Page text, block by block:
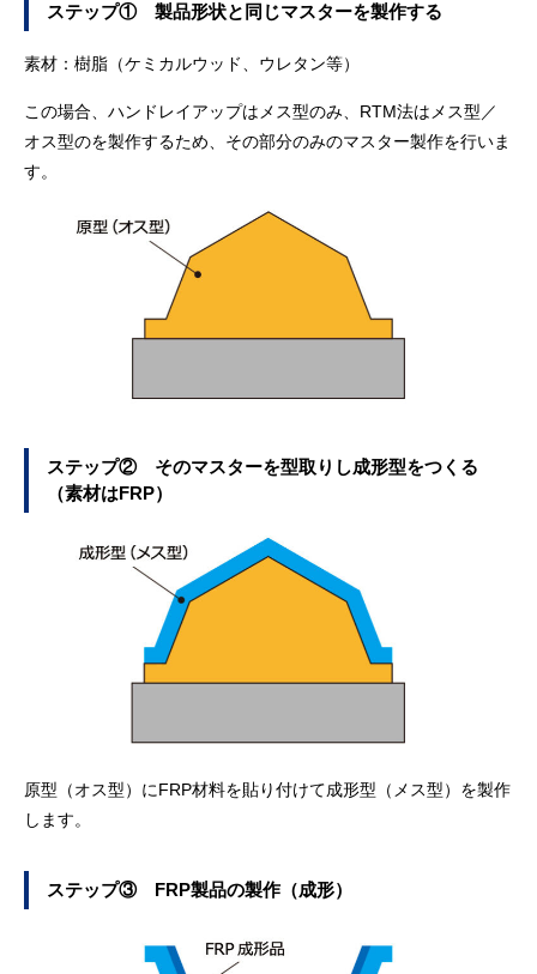
ステップ① 製品形状と同じマスターを製作する
素材：樹脂（ケミカルウッド、ウレタン等）
この場合、ハンドレイアップはメス型のみ、RTM法はメス型／
オス型のを製作するため、その部分のみのマスター製作を行いま
す。
ステップ② そのマスターを型取りし成形型をつくる
（素材はFRP）
原型（オス型）にFRP材料を貼り付けて成形型（メス型）を製作
します。
ステップ③ FRP製品の製作（成形）